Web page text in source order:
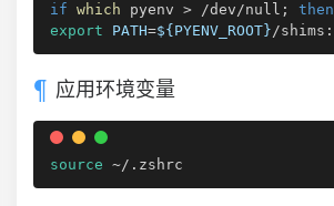
if which pyenv > /dev/null ; then
export
PATH=${PYENV_ROOT}/shims:
应用环境变量
source ~/.zshrc